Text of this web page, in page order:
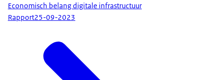
Economisch belang digitale infrastructuur
Rapport25-09-2023